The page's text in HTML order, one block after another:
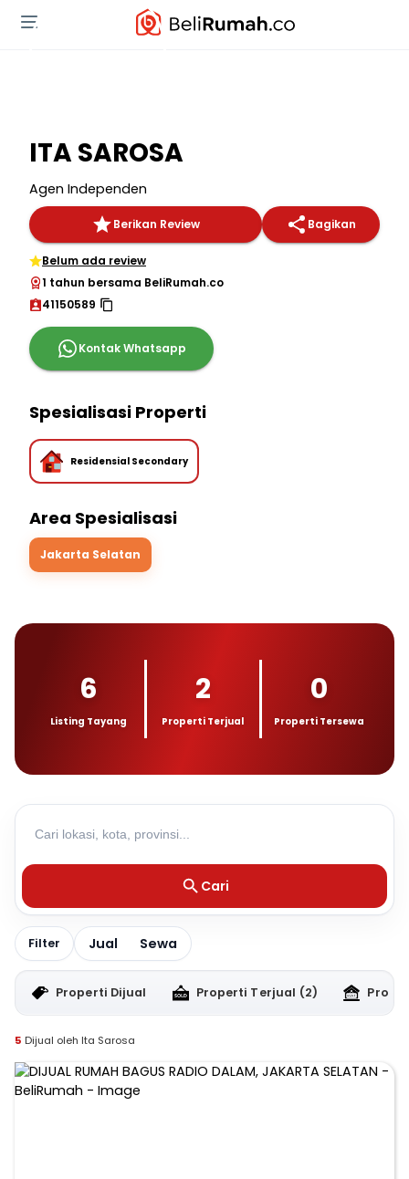
ITA SAROSA
Agen Independen
Berikan Review Bagikan
Belum ada review
1 tahun bersama BeliRumah.co
41150589
Kontak Whatsapp
Spesialisasi Properti
Residensial Secondary
Area Spesialisasi
Jakarta Selatan
6
Listing Tayang
2
Properti Terjual
0
Properti Tersewa
Cari
Filter Jual Sewa
Properti Dijual Properti Terjual (2)
5 Dijual oleh Ita Sarosa